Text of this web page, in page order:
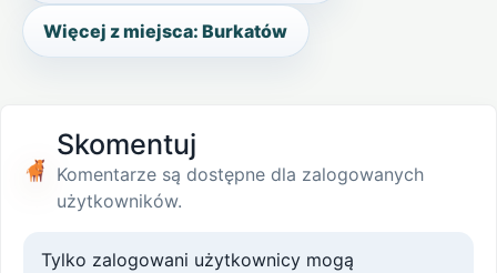
Więcej z miejsca: Burkatów
Skomentuj
Komentarze są dostępne dla zalogowanych
użytkowników.
Tylko zalogowani użytkownicy mogą